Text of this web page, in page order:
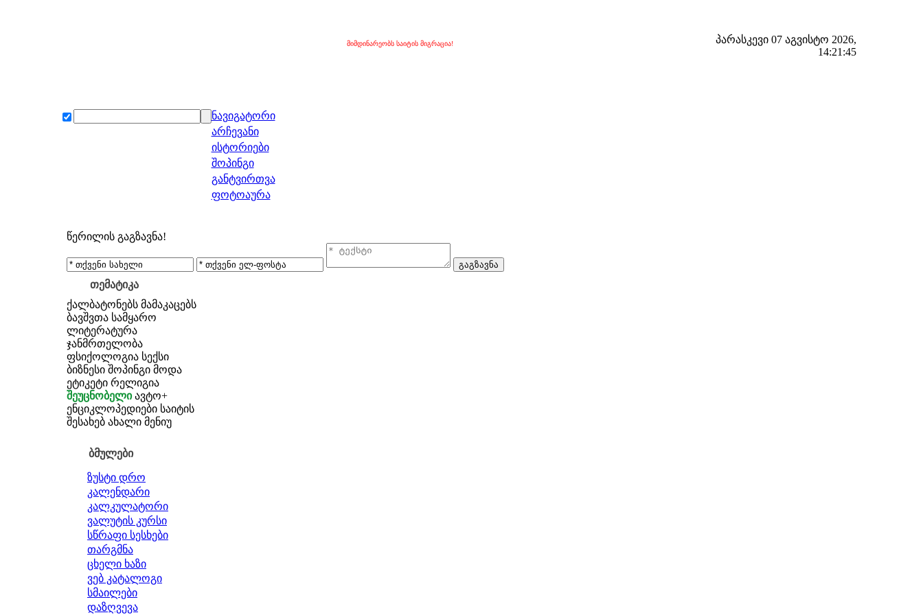
მიმდინარეობს საიტის მიგრაცია!
პარასკევი 07 აგვისტო 2026,
14:21:46
ნავიგატორი
არჩევანი
ისტორიები
შოპინგი
განტვირთვა
ფოტოაურა
წერილის გაგზავნა!
თემატიკა
ქალბატონებს მამაკაცებს
ბავშვთა სამყარო
ლიტერატურა
ჯანმრთელობა
ფსიქოლოგია სექსი
ბიზნესი შოპინგი მოდა
ეტიკეტი რელიგია
შეუცნობელი ავტო+
ენციკლოპედიები საიტის
შესახებ ახალი მენიუ
ბმულები
ზუსტი დრო
კალენდარი
კალკულატორი
ვალუტის კურსი
სწრაფი სესხები
თარგმნა
ცხელი ხაზი
ვებ კატალოგი
სმაილები
დაზღვევა